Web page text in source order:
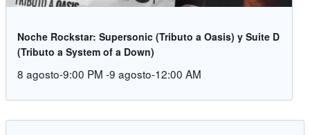
Noche Rockstar: Supersonic (Tributo a Oasis) y Suite D
(Tributo a System of a Down)
8 agosto-9:00 PM -9 agosto-12:00 AM